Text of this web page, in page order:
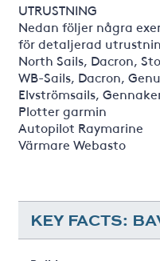
UTRUSTNING
Nedan följer några
för detaljerad
North Sails, Dacron,
WB-Sails, Dacron,
Elvströmsails,
Plotter garmin
Autopilot Raymarine
Värmare Webasto
KEY FACTS: